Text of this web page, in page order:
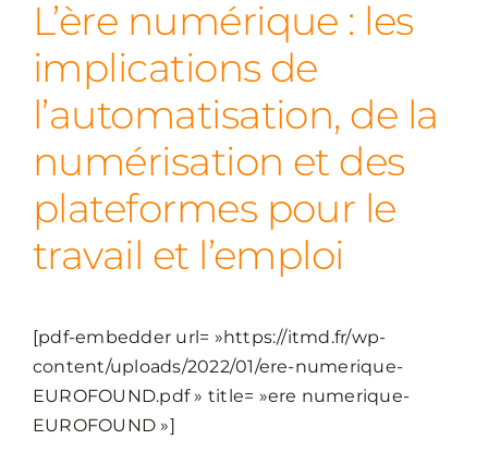
L’ère numérique : les
implications de
l’automatisation, de la
numérisation et des
plateformes pour le
travail et l’emploi
[pdf-embedder url= »https://itmd.fr/wp-
content/uploads/2022/01/ere-numerique-
EUROFOUND.pdf » title= »ere numerique-
EUROFOUND »]